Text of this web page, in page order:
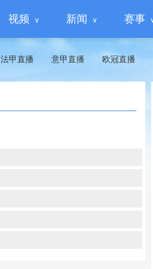
视频 新闻 赛事
法甲直播 意甲直播 欧冠直播